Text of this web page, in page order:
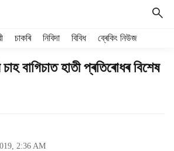
চাকৰি নিবিদা বিবিধ ব্ৰেকিং নিউজ
বাগিচাত হাতী প্ৰতিৰোধৰ বিশেষ
2:36 AM